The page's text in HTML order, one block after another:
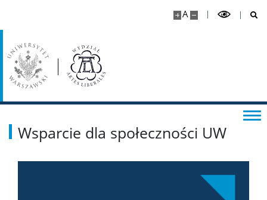
A
Kadra naukowa
Szkolenia i kursy
Wsparcie dla społeczności UW